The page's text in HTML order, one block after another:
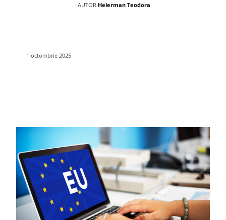
AUTOR Helerman Teodora
1 octombrie 2025